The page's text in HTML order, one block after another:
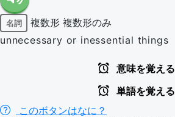
名詞 複数形 複数形のみ
unnecessary or inessential things
意味を覚える
単語を覚える
このボタンはなに？